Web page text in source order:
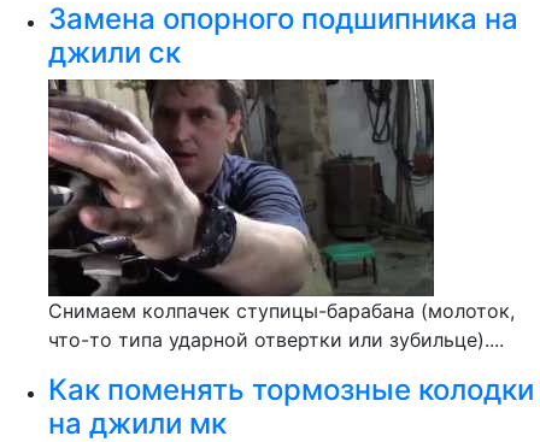
Замена опорного подшипника на
джили ск
Снимаем колпачек ступицы-барабана (молоток,
что-то типа ударной отвертки или зубильце)....
Как поменять тормозные колодки
на джили мк